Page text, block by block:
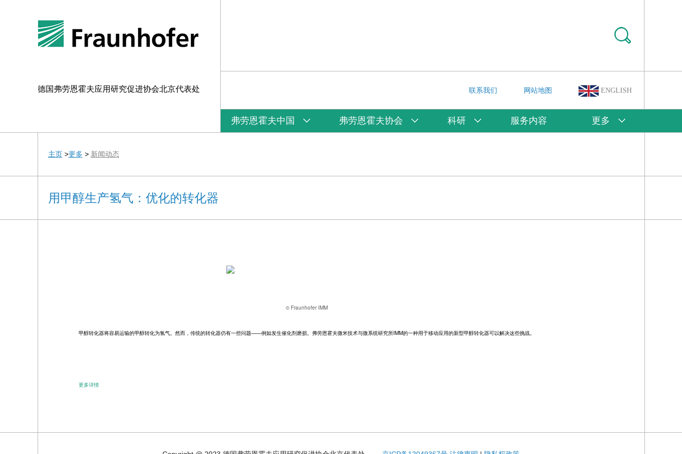
德国弗劳恩霍夫应用研究促进协会北京代表处 联系我们 网站地图 ENGLISH
弗劳恩霍夫中国 弗劳恩霍夫协会 科研 服务内容 更多
主页>更多 > 新闻动态
用甲醇生产氢气：优化的转化器
© Fraunhofer IMM
甲醇转化器将容易运输的甲醇转化为氢气。然而，传统的转化器仍有一些问题——例如发生催化剂磨损。弗劳恩霍夫微米技术与微系统研究所IMM的一种用于移动应用的新型甲醇转化器可以解决这些挑战。
更多详情